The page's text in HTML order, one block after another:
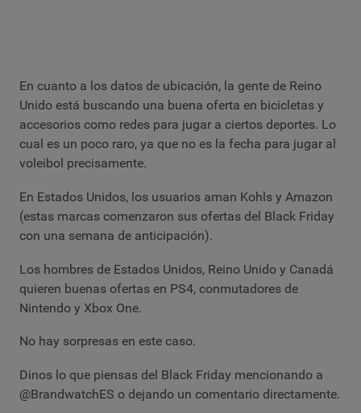
En cuanto a los datos de ubicación, la gente de Reino
Unido está buscando una buena oferta en bicicletas y
accesorios como redes para jugar a ciertos deportes. Lo
cual es un poco raro, ya que no es la fecha para jugar al
voleibol precisamente.
En Estados Unidos, los usuarios aman Kohls y Amazon
(estas marcas comenzaron sus ofertas del Black Friday
con una semana de anticipación).
Los hombres de Estados Unidos, Reino Unido y Canadá
quieren buenas ofertas en PS4, conmutadores de
Nintendo y Xbox One.
No hay sorpresas en este caso.
Dinos lo que piensas del Black Friday mencionando a
@BrandwatchES o dejando un comentario directamente.